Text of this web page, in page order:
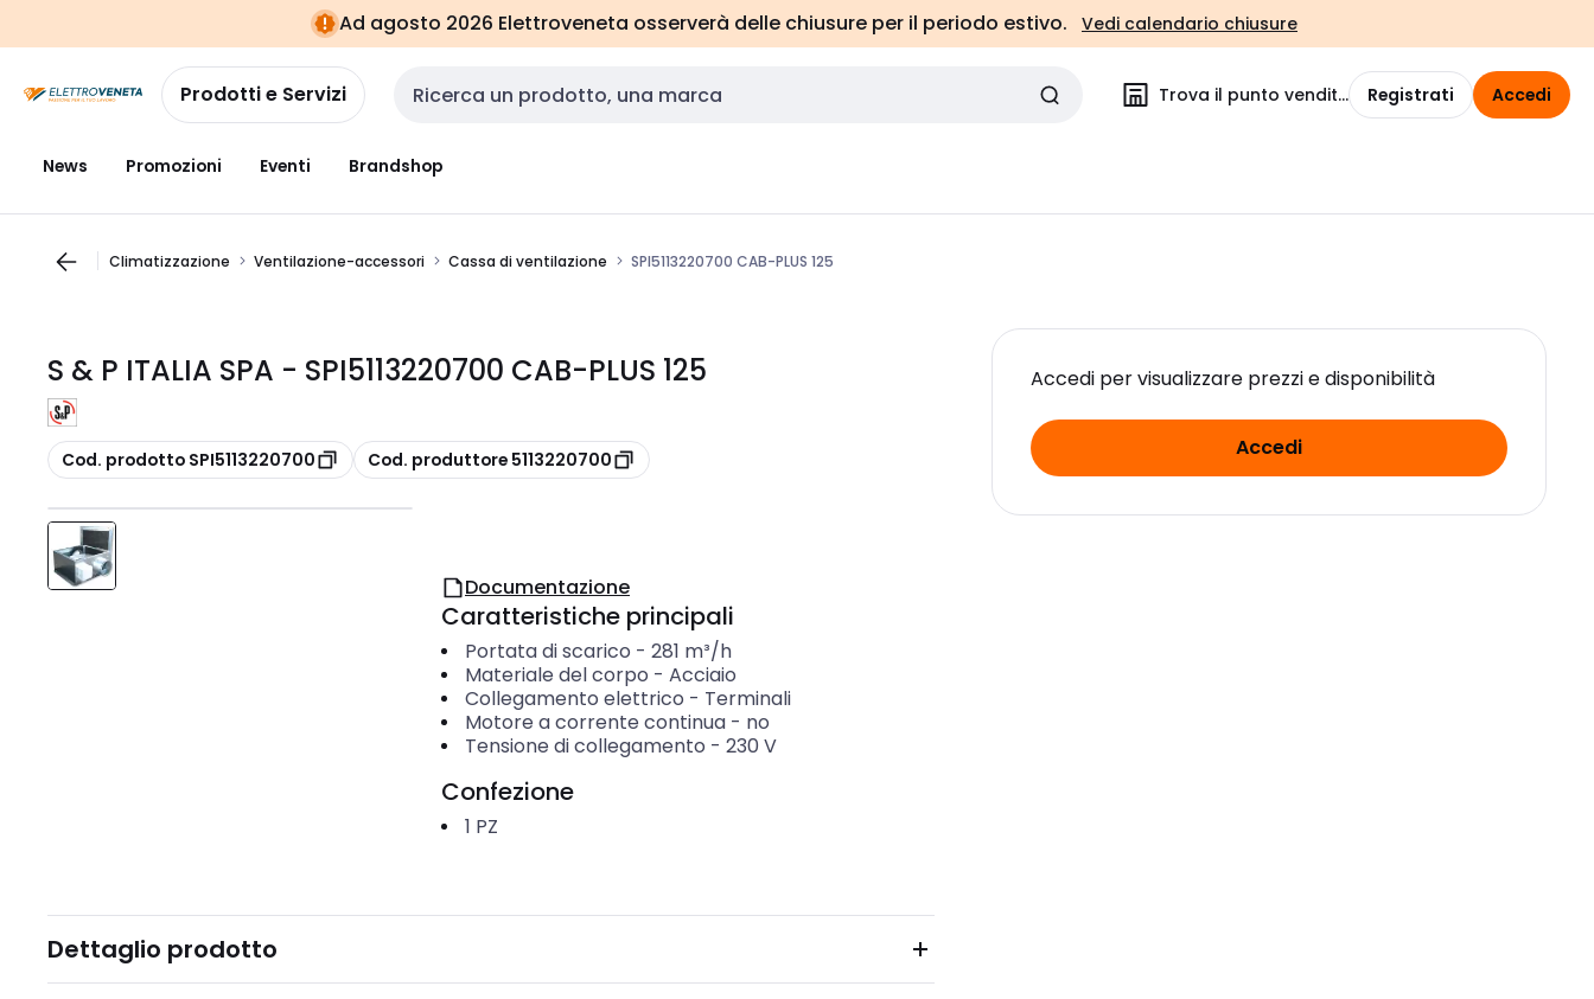
navigazionealla
pagina
Ad agosto 2026 Elettroveneta osserverà delle chiusure per il periodo estivo. Vedi calendario chiusure
Prodotti e Servizi Cerca input Trova il punto vendita Registrati Accedi
News Promozioni Eventi Brandshop
Climatizzazione Ventilazione-accessori Cassa di ventilazione SPI5113220700 CAB-PLUS 125
S & P ITALIA SPA - SPI5113220700 CAB-PLUS 125
copia
Cod. prodotto SPI5113220700 copia
Cod. produttore 5113220700
Accedi per visualizzare prezzi e disponibilità
Accedi
Documentazione
Caratteristiche principali
Portata di scarico - 281 m³/h
Materiale del corpo - Acciaio
Collegamento elettrico - Terminali
Motore a corrente continua- no
Tensione di collegamento - 230 V
Confezione
1 PZ
Dettaglio prodotto